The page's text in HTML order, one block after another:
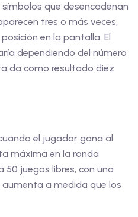
que desencadenan
tres o más veces,
en la pantalla. El
dependiendo del número
da como resultado diez
el jugador gana al
máxima en la ronda
50 juegos libres, con una
a medida que los